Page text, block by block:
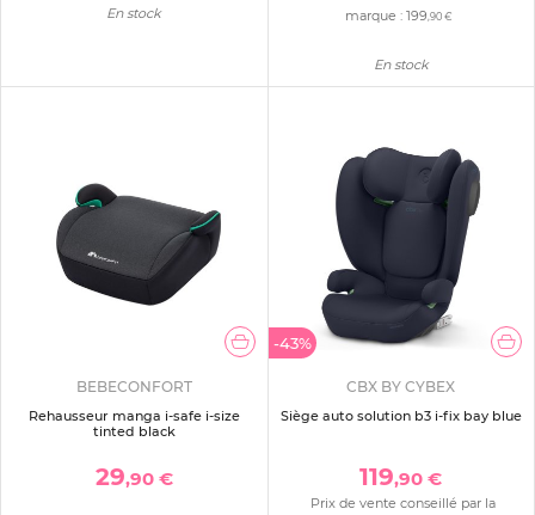
En stock
marque : 199 ,90 €
En stock
BEBECONFORT
Rehausseur manga i-safe i-size
tinted black
29,90 €
-43%
CBX BY CYBEX
Siège auto solution b3 i-fix bay blue
119,90 €
Prix de vente conseillé par la